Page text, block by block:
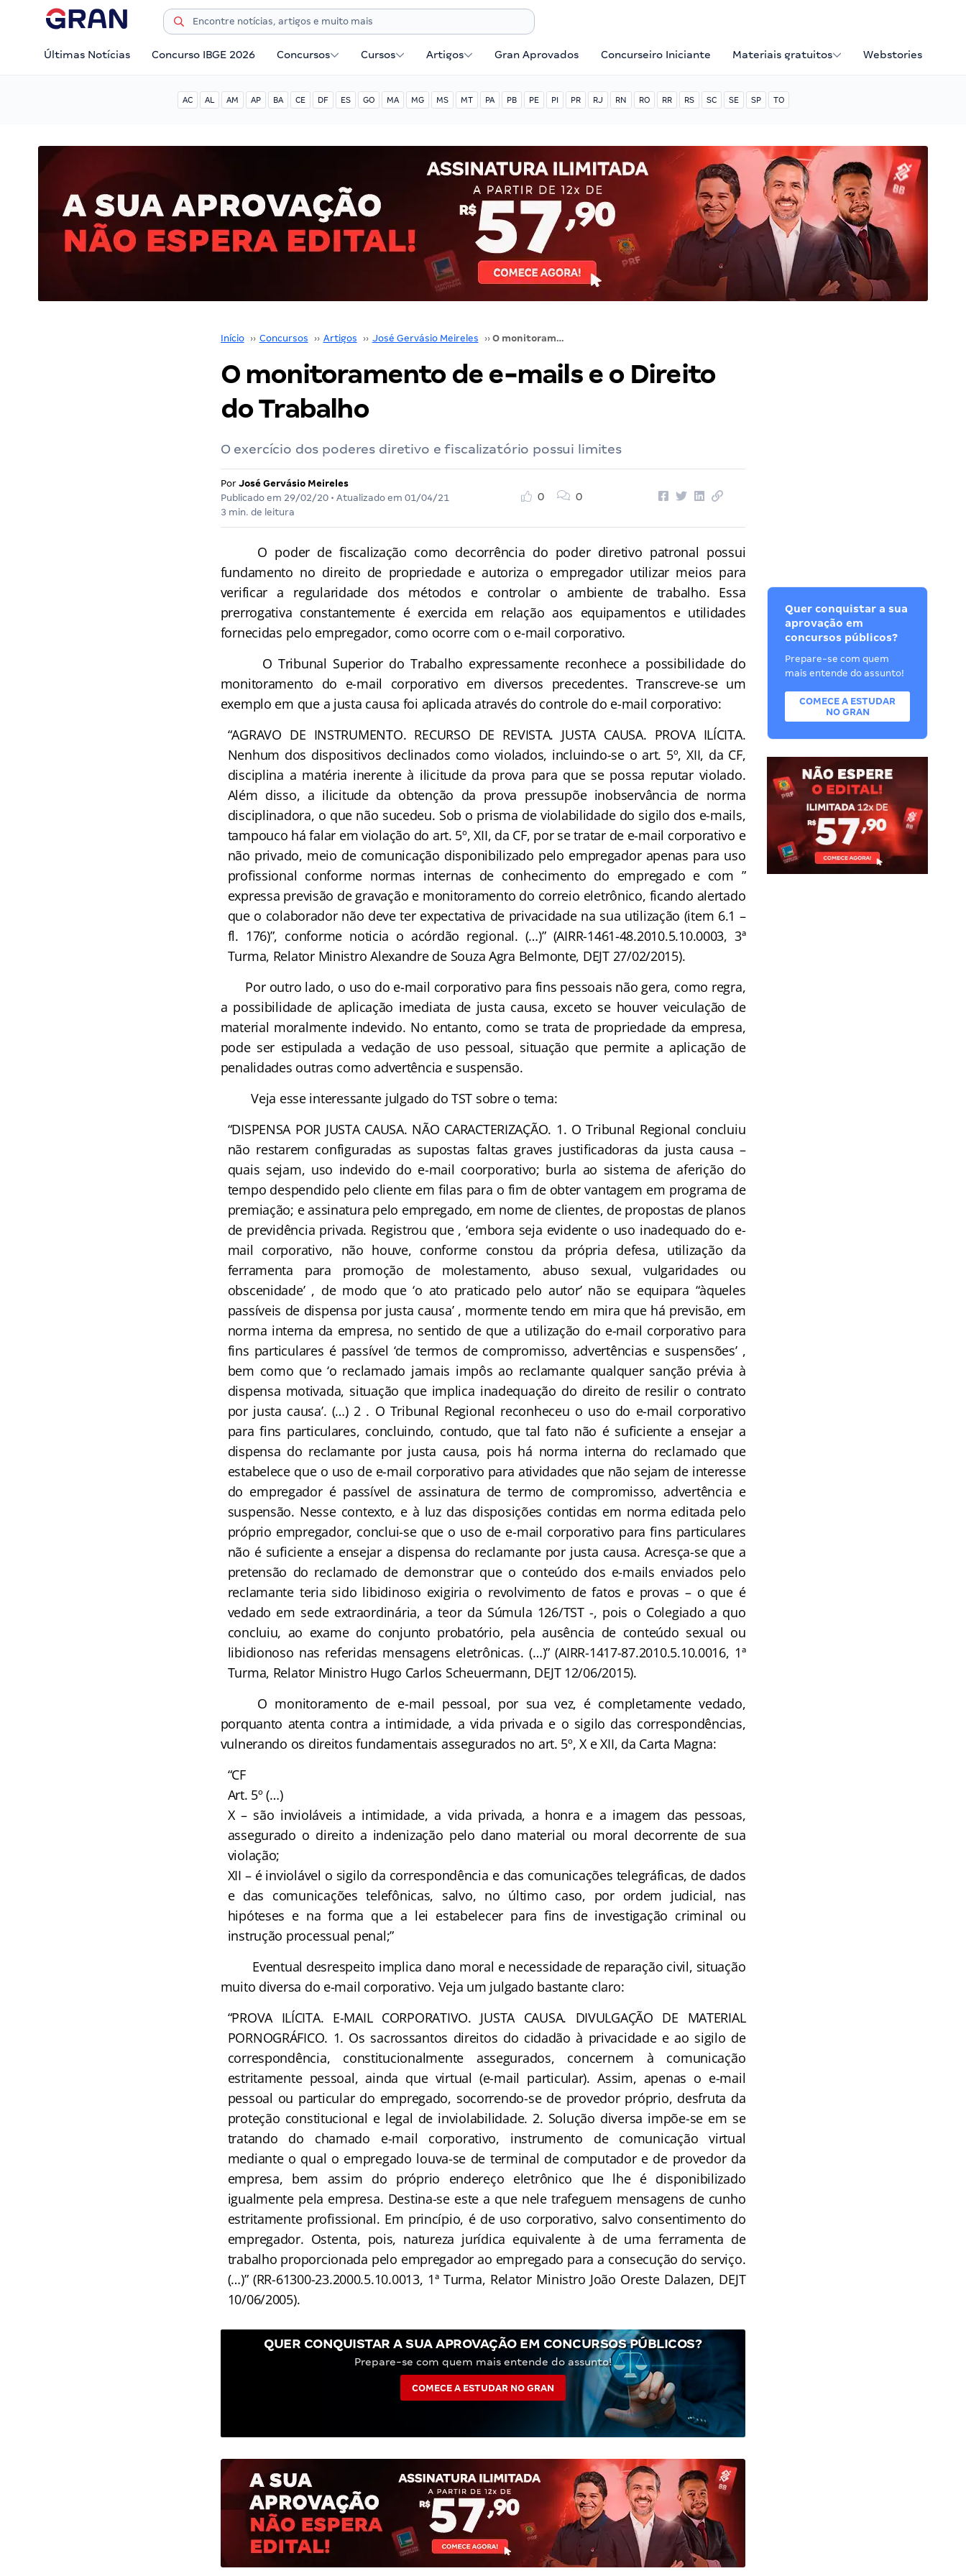
Últimas Notícias Concurso IBGE 2026 Concursos Cursos Artigos Gran Aprovados Concurseiro Iniciante Materiais gratuitos Webstories
AC AL AM AP BA CE DF ES GO MA MG MS MT PA PB PE PI PR RJ RN RO RR RS SC SE SP TO
Início ›› Concursos ›› Artigos ›› José Gervásio Meireles ›› O monitoramento de e-mails e o Direito do Trabalho
O monitoramento de e-mails e o Direito
do Trabalho
O exercício dos poderes diretivo e fiscalizatório possui limites
Por José Gervásio Meireles
Publicado em 29/02/20• Atualizado em 01/04/21
3 min. de leitura
0 0
O poder de fiscalização como decorrência do poder diretivo patronal possui
fundamento no direito de propriedade e autoriza o empregador utilizar meios para
verificar a regularidade dos métodos e controlar o ambiente de trabalho. Essa
prerrogativa constantemente é exercida em relação aos equipamentos e utilidades
fornecidas pelo empregador, como ocorre com o e-mail corporativo.
O Tribunal Superior do Trabalho expressamente reconhece a possibilidade do
monitoramento do e-mail corporativo em diversos precedentes. Transcreve-se um
exemplo em que a justa causa foi aplicada através do controle do e-mail corporativo:
“AGRAVO DE INSTRUMENTO. RECURSO DE REVISTA. JUSTA CAUSA. PROVA ILÍCITA.
Nenhum dos dispositivos declinados como violados, incluindo-se o art. 5º, XII, da CF,
disciplina a matéria inerente à ilicitude da prova para que se possa reputar violado.
Além disso, a ilicitude da obtenção da prova pressupõe inobservância de norma
disciplinadora, o que não sucedeu. Sob o prisma de violabilidade do sigilo dos e-mails,
tampouco há falar em violação do art. 5º, XII, da CF, por se tratar de e-mail corporativo e
não privado, meio de comunicação disponibilizado pelo empregador apenas para uso
profissional conforme normas internas de conhecimento do empregado e com ”
expressa previsão de gravação e monitoramento do correio eletrônico, ficando alertado
que o colaborador não deve ter expectativa de privacidade na sua utilização (item 6.1 –
fl. 176)”, conforme noticia o acórdão regional. (…)” (AIRR-1461-48.2010.5.10.0003, 3ª
Turma, Relator Ministro Alexandre de Souza Agra Belmonte, DEJT 27/02/2015).
Por outro lado, o uso do e-mail corporativo para fins pessoais não gera, como regra,
a possibilidade de aplicação imediata de justa causa, exceto se houver veiculação de
material moralmente indevido. No entanto, como se trata de propriedade da empresa,
pode ser estipulada a vedação de uso pessoal, situação que permite a aplicação de
penalidades outras como advertência e suspensão.
Veja esse interessante julgado do TST sobre o tema:
“DISPENSA POR JUSTA CAUSA. NÃO CARACTERIZAÇÃO. 1. O Tribunal Regional concluiu
não restarem configuradas as supostas faltas graves justificadoras da justa causa –
quais sejam, uso indevido do e-mail coorporativo; burla ao sistema de aferição do
tempo despendido pelo cliente em filas para o fim de obter vantagem em programa de
premiação; e assinatura pelo empregado, em nome de clientes, de propostas de planos
de previdência privada. Registrou que , ‘embora seja evidente o uso inadequado do e-
mail corporativo, não houve, conforme constou da própria defesa, utilização da
ferramenta para promoção de molestamento, abuso sexual, vulgaridades ou
obscenidade’ , de modo que ‘o ato praticado pelo autor’ não se equipara “àqueles
passíveis de dispensa por justa causa’ , mormente tendo em mira que há previsão, em
norma interna da empresa, no sentido de que a utilização do e-mail corporativo para
fins particulares é passível ‘de termos de compromisso, advertências e suspensões’ ,
bem como que ‘o reclamado jamais impôs ao reclamante qualquer sanção prévia à
dispensa motivada, situação que implica inadequação do direito de resilir o contrato
por justa causa’. (…) 2 . O Tribunal Regional reconheceu o uso do e-mail corporativo
para fins particulares, concluindo, contudo, que tal fato não é suficiente a ensejar a
dispensa do reclamante por justa causa, pois há norma interna do reclamado que
estabelece que o uso de e-mail corporativo para atividades que não sejam de interesse
do empregador é passível de assinatura de termo de compromisso, advertência e
suspensão. Nesse contexto, e à luz das disposições contidas em norma editada pelo
próprio empregador, conclui-se que o uso de e-mail corporativo para fins particulares
não é suficiente a ensejar a dispensa do reclamante por justa causa. Acresça-se que a
pretensão do reclamado de demonstrar que o conteúdo dos e-mails enviados pelo
reclamante teria sido libidinoso exigiria o revolvimento de fatos e provas – o que é
vedado em sede extraordinária, a teor da Súmula 126/TST -, pois o Colegiado a quo
concluiu, ao exame do conjunto probatório, pela ausência de conteúdo sexual ou
libidionoso nas referidas mensagens eletrônicas. (…)” (AIRR-1417-87.2010.5.10.0016, 1ª
Turma, Relator Ministro Hugo Carlos Scheuermann, DEJT 12/06/2015).
O monitoramento de e-mail pessoal, por sua vez, é completamente vedado,
porquanto atenta contra a intimidade, a vida privada e o sigilo das correspondências,
vulnerando os direitos fundamentais assegurados no art. 5º, X e XII, da Carta Magna:
“CF
Art. 5º (…)
X – são invioláveis a intimidade, a vida privada, a honra e a imagem das pessoas,
assegurado o direito a indenização pelo dano material ou moral decorrente de sua
violação;
XII – é inviolável o sigilo da correspondência e das comunicações telegráficas, de dados
e das comunicações telefônicas, salvo, no último caso, por ordem judicial, nas
hipóteses e na forma que a lei estabelecer para fins de investigação criminal ou
instrução processual penal;”
Eventual desrespeito implica dano moral e necessidade de reparação civil, situação
muito diversa do e-mail corporativo. Veja um julgado bastante claro:
“PROVA ILÍCITA. E-MAIL CORPORATIVO. JUSTA CAUSA. DIVULGAÇÃO DE MATERIAL
PORNOGRÁFICO. 1. Os sacrossantos direitos do cidadão à privacidade e ao sigilo de
correspondência, constitucionalmente assegurados, concernem à comunicação
estritamente pessoal, ainda que virtual (e-mail particular). Assim, apenas o e-mail
pessoal ou particular do empregado, socorrendo-se de provedor próprio, desfruta da
proteção constitucional e legal de inviolabilidade. 2. Solução diversa impõe-se em se
tratando do chamado e-mail corporativo, instrumento de comunicação virtual
mediante o qual o empregado louva-se de terminal de computador e de provedor da
empresa, bem assim do próprio endereço eletrônico que lhe é disponibilizado
igualmente pela empresa. Destina-se este a que nele trafeguem mensagens de cunho
estritamente profissional. Em princípio, é de uso corporativo, salvo consentimento do
empregador. Ostenta, pois, natureza jurídica equivalente à de uma ferramenta de
trabalho proporcionada pelo empregador ao empregado para a consecução do serviço.
(…)” (RR-61300-23.2000.5.10.0013, 1ª Turma, Relator Ministro João Oreste Dalazen, DEJT
10/06/2005).
QUER CONQUISTAR A SUA APROVAÇÃO EM CONCURSOS PÚBLICOS?
Prepare-se com quem mais entende do assunto!
COMECE A ESTUDAR NO GRAN
Quer conquistar a sua
aprovação em
concursos públicos?
Prepare-se com quem
mais entende do assunto!
COMECE A ESTUDAR
NO GRAN